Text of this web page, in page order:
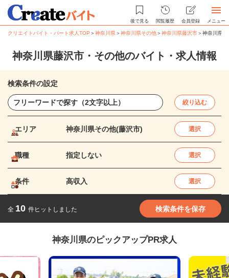
後で見る 閲覧履歴 会員登録 メニュー
クリエイトバイト・パート求人TOP ＞神奈川県＞神奈川県その他＞神奈川県藤沢市＞神奈川県
神奈川県藤沢市・その他のバイト・求人情報
検索条件の設定
絞り込む
エリア 神奈川県その他(藤沢市) 選択
職種 指定しない 選択
条件 高収入 選択
全 10 件ヒットしました 検索条件を保存
神奈川県のピックアップPR求人